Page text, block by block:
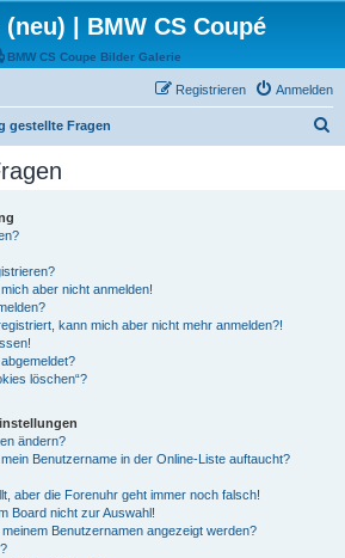
| BMW CS Coupé
BMW CS Coupe Bilder Galerie
Anmelden
Registrieren
gestellte Fragen
aber nicht anmelden!
kann mich aber nicht mehr anmelden?!
löschen“?
ändern?
Benutzername in der Online-Liste auftaucht?
aber die Forenuhr geht immer noch falsch!
Board nicht zur Auswahl!
Benutzernamen angezeigt werden?